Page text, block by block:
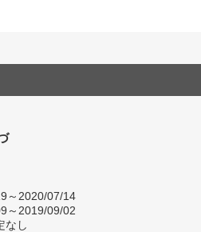
～2020/07/14
～2019/09/02
なし